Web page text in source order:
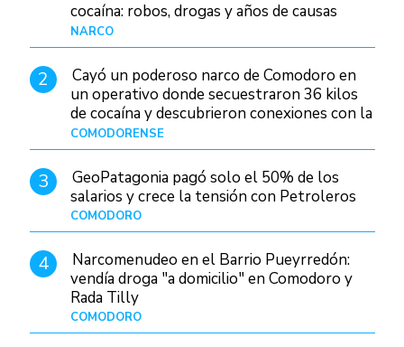
cocaína: robos, drogas y años de causas
judiciales
NARCO
2
Cayó un poderoso narco de Comodoro en
un operativo donde secuestraron 36 kilos
de cocaína y descubrieron conexiones con la
Patagonia
COMODORENSE
3
GeoPatagonia pagó solo el 50% de los
salarios y crece la tensión con Petroleros
COMODORO
4
Narcomenudeo en el Barrio Pueyrredón:
vendía droga "a domicilio" en Comodoro y
Rada Tilly
COMODORO